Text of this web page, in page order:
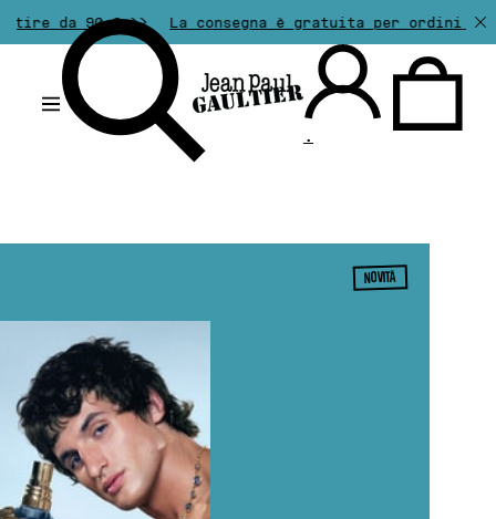
>> La consegna è gratuita per ordini superiori a
.
NOVITÀ